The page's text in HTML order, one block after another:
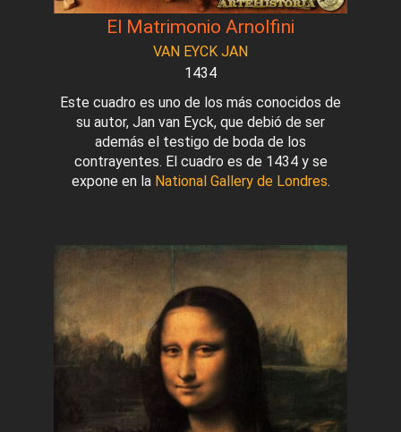
El Matrimonio Arnolfini
VAN EYCK JAN
1434
Este cuadro es uno de los más conocidos de
su autor, Jan van Eyck, que debió de ser
además el testigo de boda de los
contrayentes. El cuadro es de 1434 y se
expone en la National Gallery de Londres.